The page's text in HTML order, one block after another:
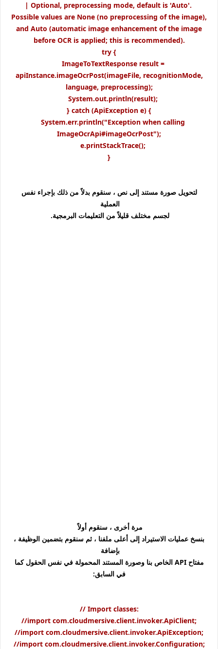
| Optional, preprocessing mode, default is 'Auto'.
Possible values are None (no preprocessing of the image),
and Auto (automatic image enhancement of the image
before OCR is applied; this is recommended).
try {
ImageToTextResponse result =
apiInstance.imageOcrPost(imageFile, recognitionMode,
language, preprocessing);
System.out.println(result);
} catch (ApiException e) {
System.err.println("Exception when calling
ImageOcrApi#imageOcrPost");
e.printStackTrace();
}
لتحويل صورة مستند إلى نص ، سنقوم بدلاً من ذلك بإجراء نفس
العملية
لجسم مختلف قليلاً من التعليمات البرمجية.
مرة أخرى ، سنقوم أولاً
بنسخ عمليات الاستيراد إلى أعلى ملفنا ، ثم سنقوم بتضمين الوظيفة ،
بإضافة
مفتاح API الخاص بنا وصورة المستند المحمولة في نفس الحقول كما
في السابق:
// Import classes:
//import com.cloudmersive.client.invoker.ApiClient;
//import com.cloudmersive.client.invoker.ApiException;
//import com.cloudmersive.client.invoker.Configuration;